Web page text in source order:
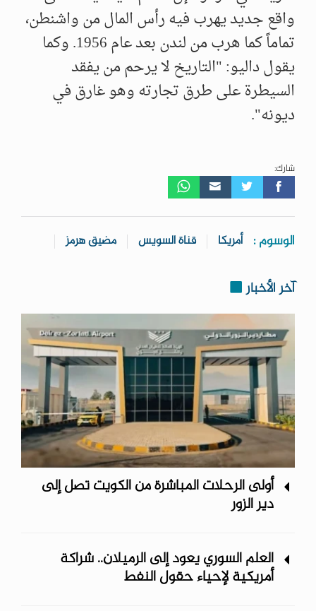
واقع جديد يهرب فيه رأس المال من واشنطن،
تماماً كما هرب من لندن بعد عام 1956. وكما
يقول داليو: "التاريخ لا يرحم من يفقد
السيطرة على طرق تجارته وهو غارق في
ديونه".
شارك:
الوسوم : أمريكا قناة السويس مضيق هرمز
آخر الأخبار
أولى الرحلات المباشرة من الكويت تصل إلى
دير الزور
العلم السوري يعود إلى الرميلان.. شراكة
أمريكية لإحياء حقول النفط